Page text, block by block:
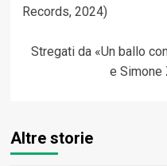
Records, 2024)
Stregati da «Un ballo
e Simone
Altre storie